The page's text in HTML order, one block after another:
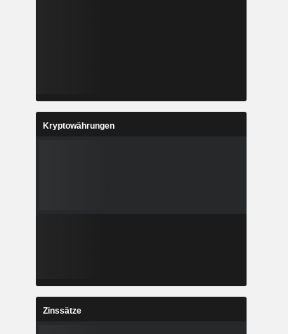
Kryptowährungen
Zinssätze